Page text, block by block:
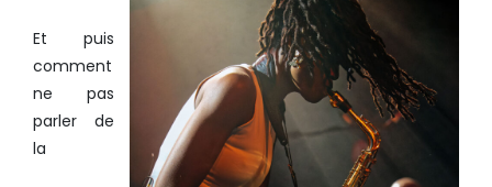
Et puis
comment
ne pas
parler de
la